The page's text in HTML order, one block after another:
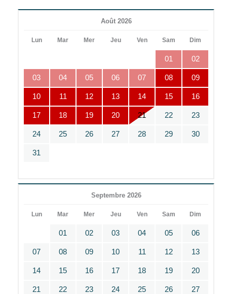
Août 2026
Lun Mar Mer Jeu Ven Sam Dim
01 02
03 04 05 06 07 08 09
10 11 12 13 14 15 16
17 18 19 20 21 22 23
24 25 26 27 28 29 30
31
Septembre 2026
Lun Mar Mer Jeu Ven Sam Dim
01 02 03 04 05 06
07 08 09 10 11 12 13
14 15 16 17 18 19 20
21 22 23 24 25 26 27